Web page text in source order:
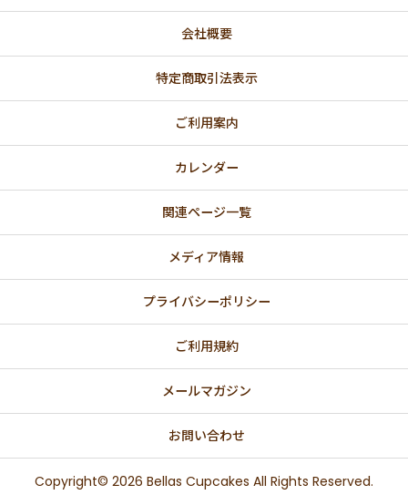
会社概要
特定商取引法表示
ご利用案内
カレンダー
関連ページ一覧
メディア情報
プライバシーポリシー
ご利用規約
メールマガジン
お問い合わせ
Copyright© 2026 Bellas Cupcakes All Rights Reserved.